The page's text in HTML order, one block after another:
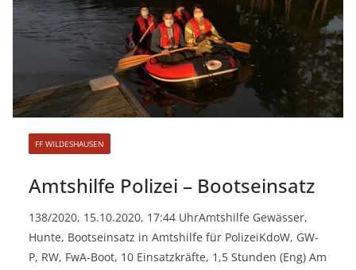
FF WILDESHAUSEN
Amtshilfe Polizei – Bootseinsatz
138/2020, 15.10.2020, 17:44 UhrAmtshilfe Gewässer,
Hunte, Bootseinsatz in Amtshilfe für PolizeiKdoW, GW-
P, RW, FwA-Boot, 10 Einsatzkräfte, 1,5 Stunden (Eng) Am